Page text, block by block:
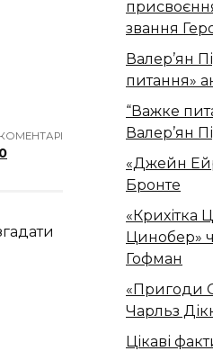
КОМЕНТАРІ
0
звання
Валер’ян
питання»
“Важке
Валер’ян
«Джейн
Бронте
«Крихітка
Цинобер»
Гофман
«Пригоди
Чарльз
Цікаві